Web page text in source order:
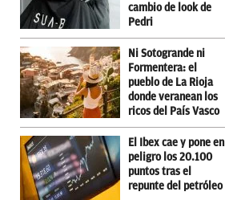
cambio de look de
Pedri
Ni Sotogrande ni
Formentera: el
pueblo de La Rioja
donde veranean los
ricos del País Vasco
El Ibex cae y pone en
peligro los 20.100
puntos tras el
repunte del petróleo